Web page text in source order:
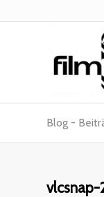
Blog -
vlcsnap-